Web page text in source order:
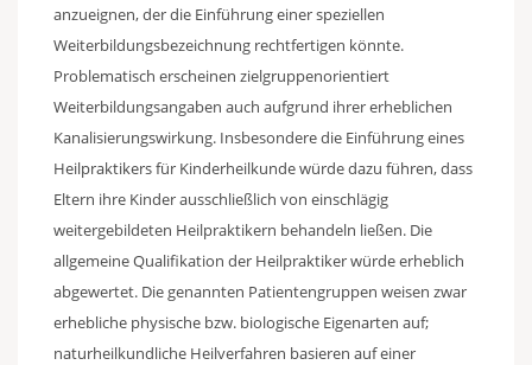
anzueignen, der die Einführung einer speziellen
Weiterbildungsbezeichnung rechtfertigen könnte.
Problematisch erscheinen zielgruppenorientiert
Weiterbildungsangaben auch aufgrund ihrer erheblichen
Kanalisierungswirkung. Insbesondere die Einführung eines
Heilpraktikers für Kinderheilkunde würde dazu führen, dass
Eltern ihre Kinder ausschließlich von einschlägig
weitergebildeten Heilpraktikern behandeln ließen. Die
allgemeine Qualifikation der Heilpraktiker würde erheblich
abgewertet. Die genannten Patientengruppen weisen zwar
erhebliche physische bzw. biologische Eigenarten auf;
naturheilkundliche Heilverfahren basieren auf einer